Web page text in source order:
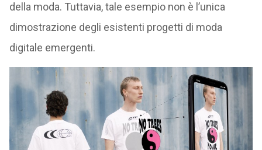
della moda. Tuttavia, tale esempio non è l’unica
dimostrazione degli esistenti progetti di moda
digitale emergenti.